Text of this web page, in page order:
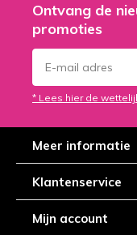
Ontvang de
promoties
* Lees hier de
Meer informatie
Klantenservice
Mijn account